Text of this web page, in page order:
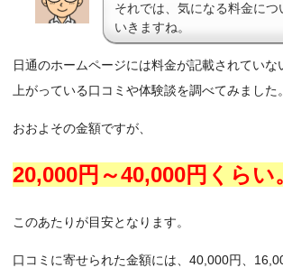
それでは、気になる料金につ
いきますね。
日通のホームページには料金が記載されていな
上がっている口コミや体験談を調べてみました。
おおよその金額ですが、
20,000円～40,000円くらい
このあたりが目安となります。
口コミに寄せられた金額には、40,000円、